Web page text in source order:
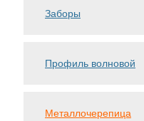
Заборы
Профиль волновой
Металлочерепица